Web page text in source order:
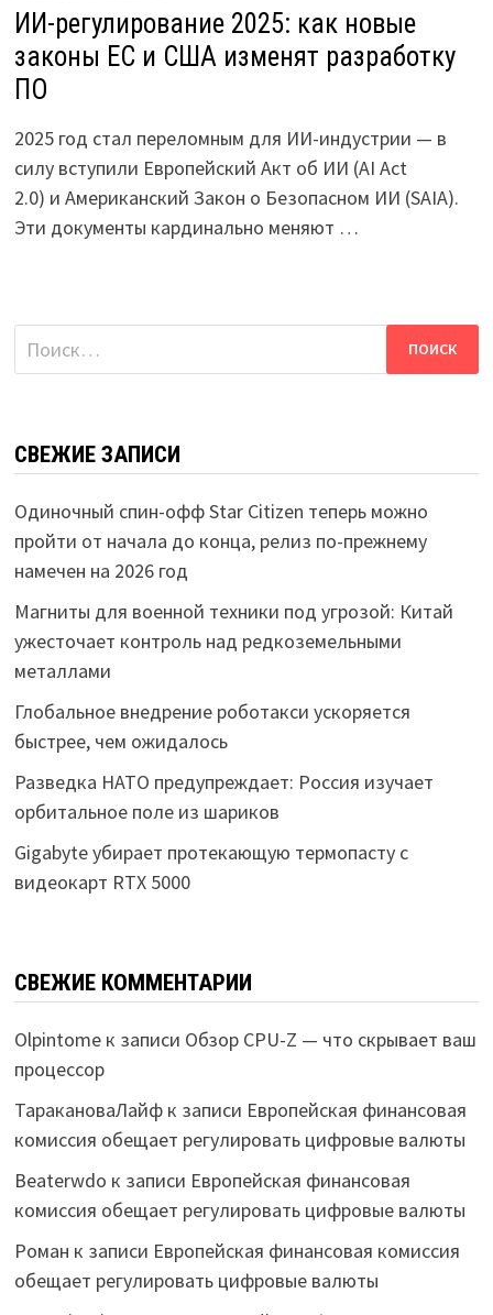
ИИ-регулирование 2025: как новые
законы ЕС и США изменят разработку
ПО
2025 год стал переломным для ИИ-индустрии — в
силу вступили Европейский Акт об ИИ (AI Act
2.0) и Американский Закон о Безопасном ИИ (SAIA).
Эти документы кардинально меняют …
Найти:
СВЕЖИЕ ЗАПИСИ
Одиночный спин-офф Star Citizen теперь можно
пройти от начала до конца, релиз по-прежнему
намечен на 2026 год
Магниты для военной техники под угрозой: Китай
ужесточает контроль над редкоземельными
металлами
Глобальное внедрение роботакси ускоряется
быстрее, чем ожидалось
Разведка НАТО предупреждает: Россия изучает
орбитальное поле из шариков
Gigabyte убирает протекающую термопасту с
видеокарт RTX 5000
СВЕЖИЕ КОММЕНТАРИИ
Olpintomeк записи Обзор CPU-Z — что скрывает ваш
процессор
ТаракановаЛайфк записи Европейская финансовая
комиссия обещает регулировать цифровые валюты
Beaterwdo к записи Европейская финансовая
комиссия обещает регулировать цифровые валюты
Роман к записи Европейская финансовая комиссия
обещает регулировать цифровые валюты